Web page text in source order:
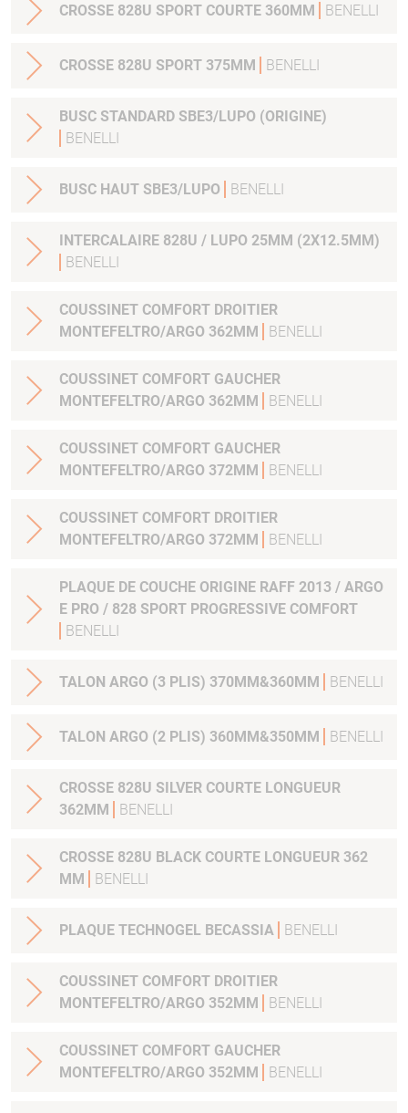
CROSSE 828U SPORT COURTE 360MM BENELLI
CROSSE 828U SPORT 375MM BENELLI
BUSC STANDARD SBE3/LUPO (ORIGINE)
BENELLI
BUSC HAUT SBE3/LUPO BENELLI
INTERCALAIRE 828U / LUPO 25MM (2X12.5MM)
BENELLI
COUSSINET COMFORT DROITIER
MONTEFELTRO/ARGO 362MM
BENELLI
COUSSINET COMFORT GAUCHER
MONTEFELTRO/ARGO 362MM
BENELLI
COUSSINET COMFORT GAUCHER
MONTEFELTRO/ARGO 372MM
BENELLI
COUSSINET COMFORT DROITIER
MONTEFELTRO/ARGO 372MM
BENELLI
PLAQUE DE COUCHE ORIGINE RAFF 2013 / ARGO
E PRO / 828 SPORT PROGRESSIVE COMFORT
BENELLI
TALON ARGO (3 PLIS) 370MM&360MM BENELLI
TALON ARGO (2 PLIS) 360MM&350MM BENELLI
CROSSE 828U SILVER COURTE LONGUEUR
362MM
BENELLI
CROSSE 828U BLACK COURTE LONGUEUR 362
MM
BENELLI
PLAQUE TECHNOGEL BECASSIA BENELLI
COUSSINET COMFORT DROITIER
MONTEFELTRO/ARGO 352MM
BENELLI
COUSSINET COMFORT GAUCHER
MONTEFELTRO/ARGO 352MM
BENELLI